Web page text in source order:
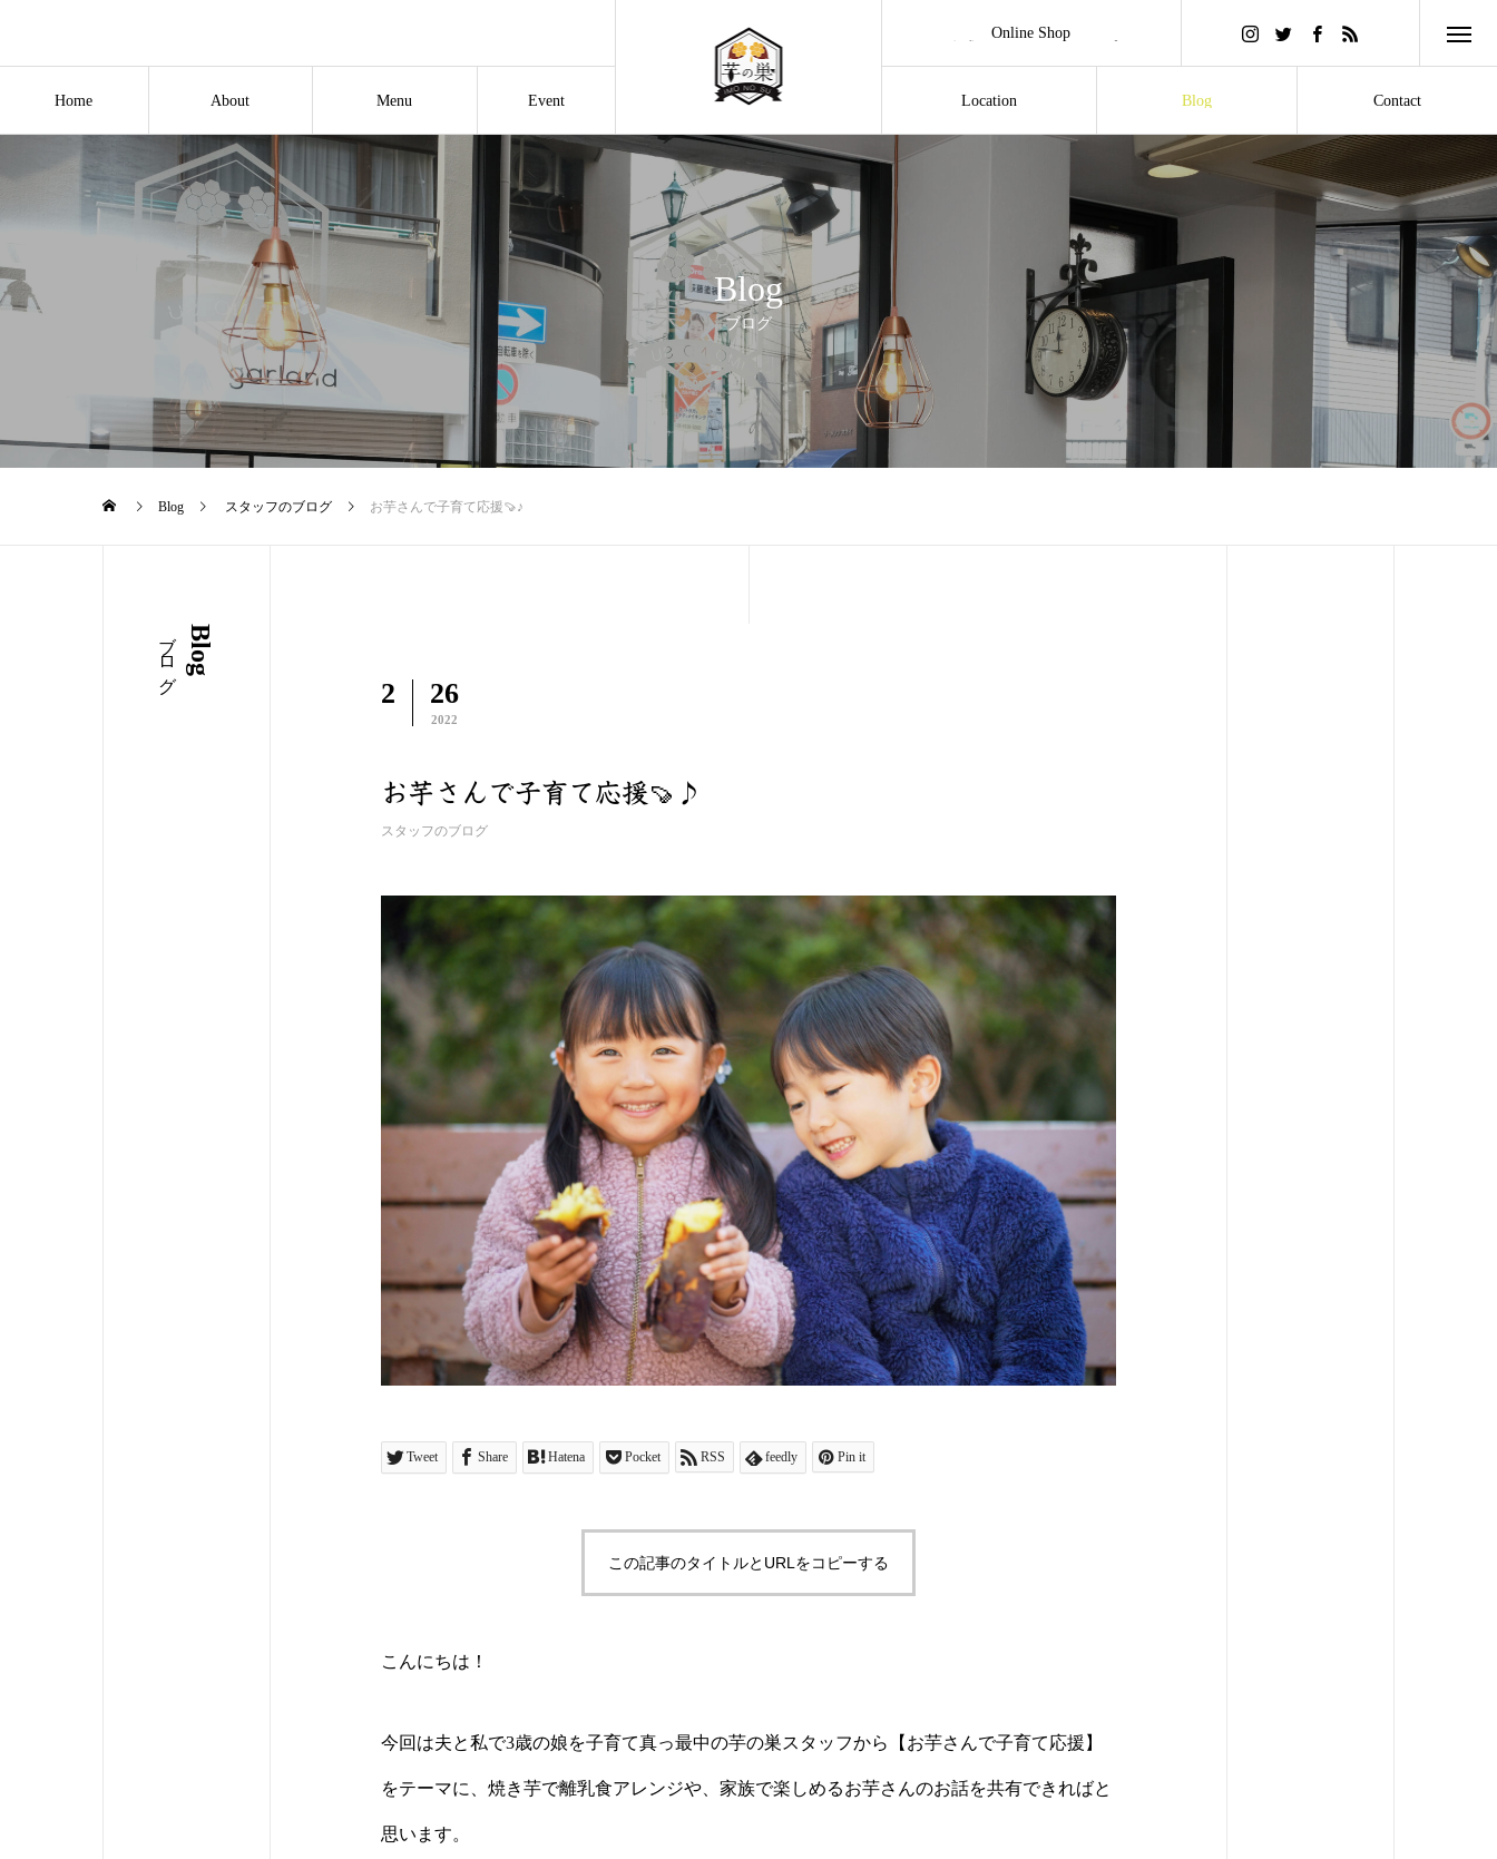
Home
About
Menu
Event
Location
Blog
Contact
Online Shop
Blog
ブログ
Blog スタッフのブログ お芋さんで子育て応援🍠♪
Blog
ブログ
2 26
2022
お芋さんで子育て応援🍠♪
スタッフのブログ
Tweet Share Hatena Pocket RSS feedly Pin it
この記事のタイトルとURLをコピーする
こんにちは！
今回は夫と私で3歳の娘を子育て真っ最中の芋の巣スタッフから【お芋さんで子育て応援】
をテーマに、焼き芋で離乳食アレンジや、家族で楽しめるお芋さんのお話を共有できればと
思います。